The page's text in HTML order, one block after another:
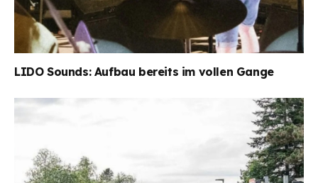
LIDO Sounds: Aufbau bereits im vollen Gange